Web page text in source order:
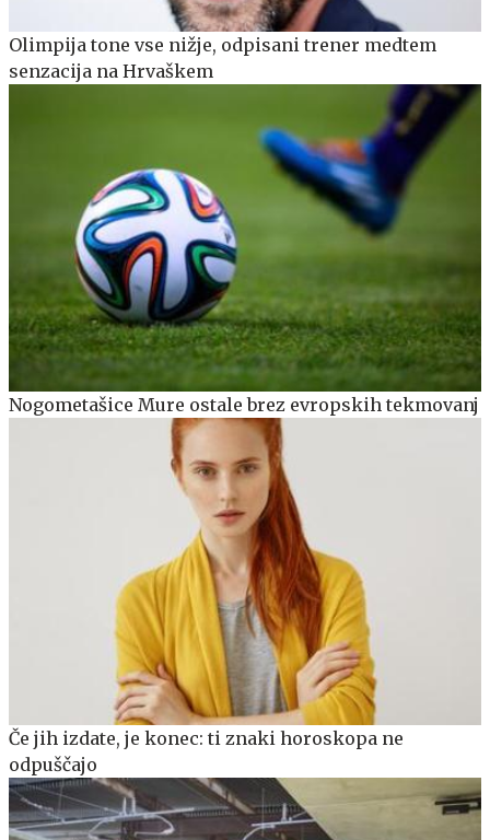
Olimpija tone vse nižje, odpisani trener medtem
senzacija na Hrvaškem
Nogometašice Mure ostale brez evropskih tekmovanj
Če jih izdate, je konec: ti znaki horoskopa ne
odpuščajo